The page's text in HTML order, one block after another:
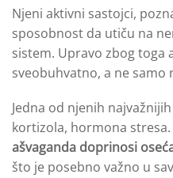
Njeni aktivni sastojci,
sposobnost da utiču na
sistem. Upravo zbog toga
sveobuhvatno, a ne samo
Jedna od njenih
kortizola, hormona stresa.
ašvaganda doprinosi
što je posebno važno u